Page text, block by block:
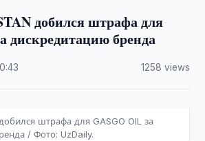
добился штрафа для
дискредитацию бренда
1258 views
штрафа для GASGO OIL за
/ Фото: UzDaily.